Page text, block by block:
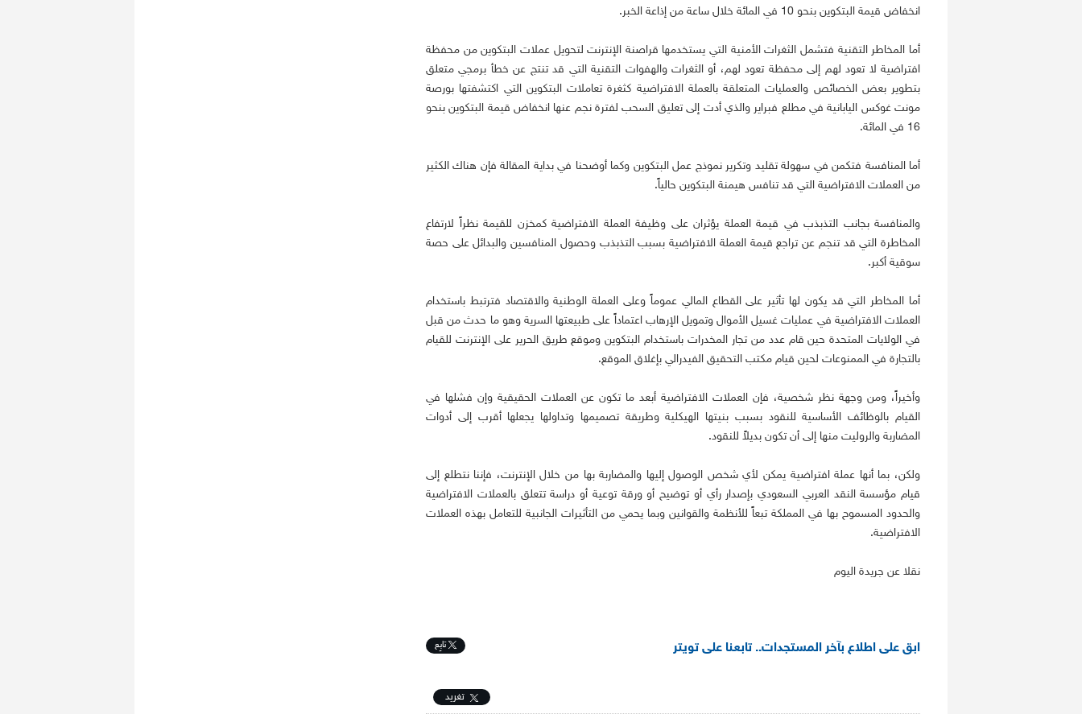
انخفاض قيمة البتكوين بنحو 10 في المائة خلال ساعة من إذاعة الخبر.
أما المخاطر التقنية فتشمل الثغرات الأمنية التي يستخدمها قراصنة الإنترنت لتحويل عملات البتكوين من محفظة
افتراضية لا تعود لهم إلى محفظة تعود لهم، أو الثغرات والهفوات التقنية التي قد تنتج عن خطأ برمجي متعلق
بتطوير بعض الخصائص والعمليات المتعلقة بالعملة الافتراضية كثغرة تعاملات البتكوين التي اكتشفتها بورصة
مونت غوكس اليابانية في مطلع فبراير والذي أدت إلى تعليق السحب لفترة نجم عنها انخفاض قيمة البتكوين بنحو
16 في المائة.
أما المنافسة فتكمن في سهولة تقليد وتكرير نموذج عمل البتكوين وكما أوضحنا في بداية المقالة فإن هناك الكثير
من العملات الافتراضية التي قد تنافس هيمنة البتكوين حالياً.
والمنافسة بجانب التذبذب في قيمة العملة يؤثران على وظيفة العملة الافتراضية كمخزن للقيمة نظراً لارتفاع
المخاطرة التي قد تنجم عن تراجع قيمة العملة الافتراضية بسبب التذبذب وحصول المنافسين والبدائل على حصة
سوقية أكبر.
أما المخاطر التي قد يكون لها تأثير على القطاع المالي عموماً وعلى العملة الوطنية والاقتصاد فترتبط باستخدام
العملات الافتراضية في عمليات غسيل الأموال وتمويل الإرهاب اعتماداً على طبيعتها السرية وهو ما حدث من قبل
في الولايات المتحدة حين قام عدد من تجار المخدرات باستخدام البتكوين وموقع طريق الحرير على الإنترنت للقيام
بالتجارة في الممنوعات لحين قيام مكتب التحقيق الفيدرالي بإغلاق الموقع.
وأخيراً، ومن وجهة نظر شخصية، فإن العملات الافتراضية أبعد ما تكون عن العملات الحقيقية وإن فشلها في
القيام بالوظائف الأساسية للنقود بسبب بنيتها الهيكلية وطريقة تصميمها وتداولها يجعلها أقرب إلى أدوات
المضاربة والروليت منها إلى أن تكون بديلاً للنقود.
ولكن، بما أنها عملة افتراضية يمكن لأي شخص الوصول إليها والمضاربة بها من خلال الإنترنت، فإننا نتطلع إلى
قيام مؤسسة النقد العربي السعودي بإصدار رأي أو توضيح أو ورقة توعية أو دراسة تتعلق بالعملات الافتراضية
والحدود المسموح بها في المملكة تبعاً للأنظمة والقوانين وبما يحمي من التأثيرات الجانبية للتعامل بهذه العملات
الافتراضية.
نقلا عن جريدة اليوم
ابق على اطلاع بآخر المستجدات.. تابعنا على تويتر تابِع
تغريد